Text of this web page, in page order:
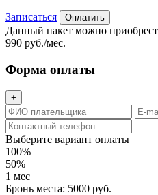
Записаться Оплатить
Данный пакет можно
990 руб./мес.
Форма оплаты
+
Выберите вариант оплаты
100%
50%
1 мес
Бронь места: 5000 руб.